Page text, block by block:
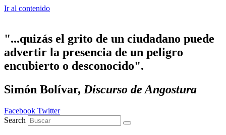
Ir al contenido
"...quizás el grito de un ciudadano puede
advertir la presencia de un peligro
encubierto o desconocido".
Simón Bolívar, Discurso de Angostura
Facebook Twitter
Search